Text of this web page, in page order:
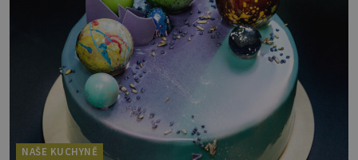
použít na vyložení jakékoliv nádoby, když
nechceme, aby se její obsah přichytil na stěnu a
připálil. Například když pečete v
NAŠE KUCHYNĚ